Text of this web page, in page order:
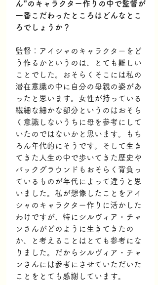
ん”のキャラクター作りの中で監督が
一番こだわったところはどんなとこ
ろでしょうか？
監督：アイシャのキャラクターをど
う作るかというのは、とても難しい
ことでした。おそらくそこには私の
潜在意識の中に自分の母親の姿があ
ったと思います。女性が持っている
繊細な細かな部分というのはおそら
く意識しないうちに母を参考にして
いたのではないかと思います。もち
ろん年代的にそうです。そして生き
てきた人生の中で歩いてきた歴史や
バックグラウンドもおそらく背負っ
ているものが年代によって違うと思
いました。私が想像したことをアイ
シャのキャラクター作りに活かした
わけですが、特にシルヴィア・チャ
ンさんがどのように生きてきたの
か、と考えることはとても参考にな
りました。だからシルヴィア・チャ
ンさんには参考にさせていただいた
ことをとても感謝しています。